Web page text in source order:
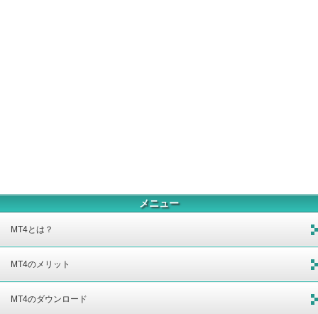
メニュー
MT4とは？
MT4のメリット
MT4のダウンロード